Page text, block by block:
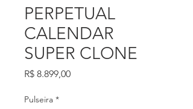
PERPETUAL
CALENDAR
SUPER CLONE
R$ 8.899,00Preço
Pulseira *